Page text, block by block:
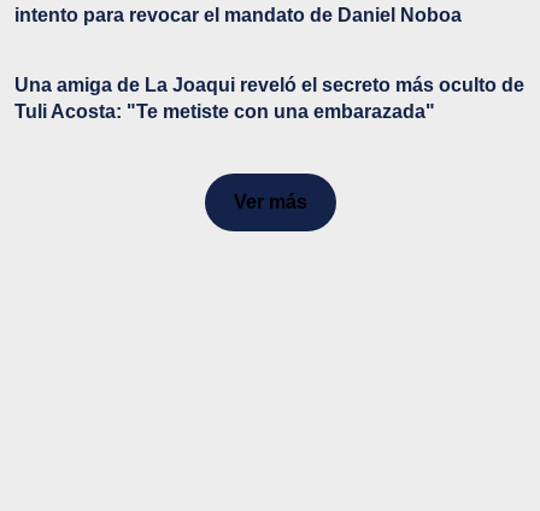
intento para revocar el mandato de Daniel Noboa
Una amiga de La Joaqui reveló el secreto más oculto de
Tuli Acosta: "Te metiste con una embarazada"
Ver más